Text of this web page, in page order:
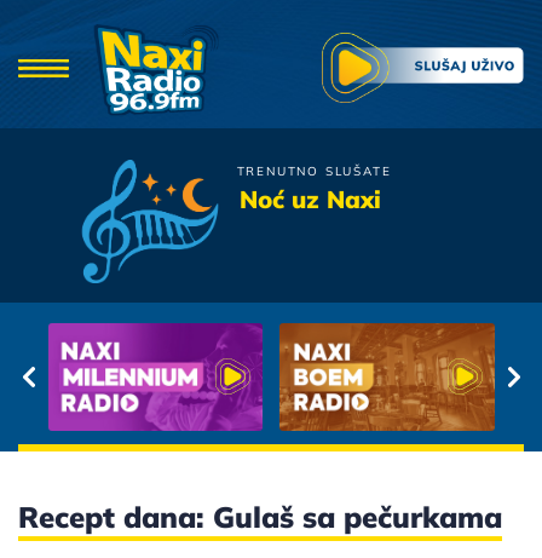
TRENUTNO SLUŠATE
Noć uz NaxiParni Valjak
Recept dana: Gulaš sa pečurkama